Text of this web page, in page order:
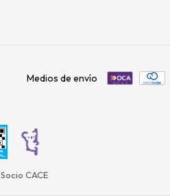
Medios de envío
Socio CACE